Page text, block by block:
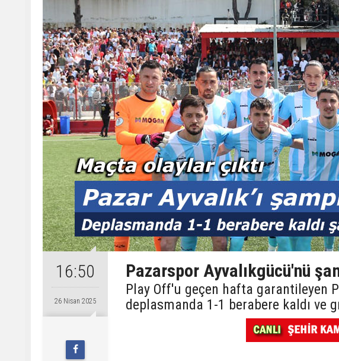
16:50
26 Nisan 2025
Pazarspor Ayvalıkgücü'nü
Play Off'u geçen hafta garantileyen
deplasmanda 1-1 berabere kaldı